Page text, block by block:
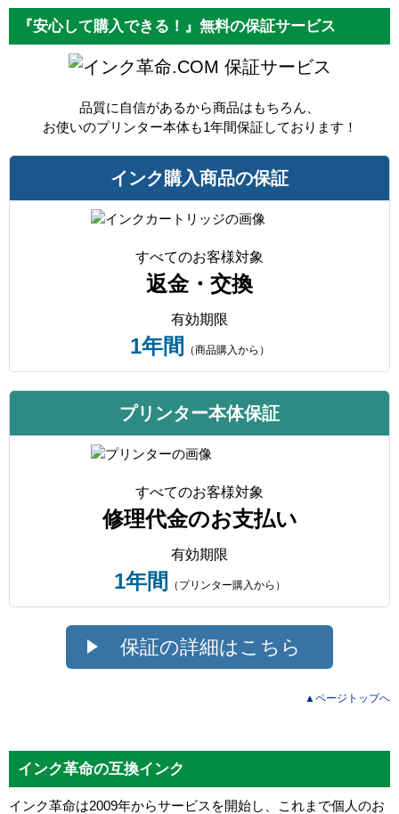
『安心して購入できる！』無料の保証サービス
保証サービス
品質に自信があるから商品はもちろん、
お使いのプリンター本体も1年間保証しております！
インク購入商品の保証
すべてのお客様対象
返金・交換
有効期限
1年間 （商品購入から）
プリンター本体保証
すべてのお客様対象
修理代金のお支払い
有効期限
1年間 （プリンター購入から）
保証の詳細はこちら
▲ページトップへ
インク革命の互換インク
インク革命は2009年からサービスを開始し、これまで個人のお